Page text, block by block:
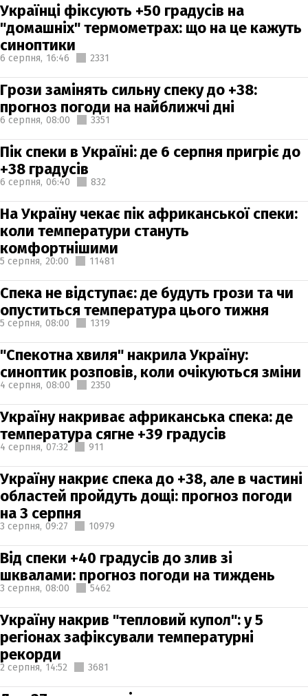
Українці фіксують +50 градусів на
"домашніх" термометрах: що на це кажуть
синоптики
6 серпня, 16:46 2331
Грози замінять сильну спеку до +38:
прогноз погоди на найближчі дні
6 серпня, 08:00 3351
Пік спеки в Україні: де 6 серпня пригріє до
+38 градусів
6 серпня, 06:40 832
На Україну чекає пік африканської спеки:
коли температури стануть
комфортнішими
5 серпня, 20:00 11481
Спека не відступає: де будуть грози та чи
опуститься температура цього тижня
5 серпня, 08:00 1319
"Спекотна хвиля" накрила Україну:
синоптик розповів, коли очікуються зміни
4 серпня, 08:00 2350
Україну накриває африканська спека: де
температура сягне +39 градусів
4 серпня, 07:32 911
Україну накриє спека до +38, але в частині
областей пройдуть дощі: прогноз погоди
на 3 серпня
3 серпня, 09:27 10979
Від спеки +40 градусів до злив зі
шквалами: прогноз погоди на тиждень
3 серпня, 08:00 5462
Україну накрив "тепловий купол": у 5
регіонах зафіксували температурні
рекорди
2 серпня, 14:52 3681